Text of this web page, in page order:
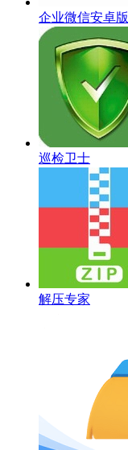
企业微信安卓版
巡检卫士
解压专家